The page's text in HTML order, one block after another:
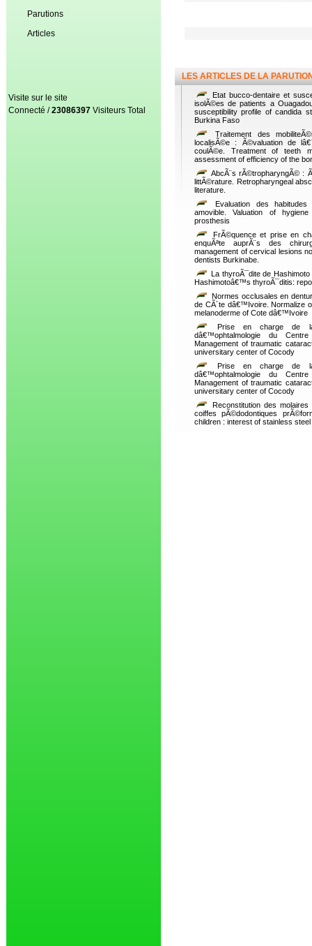
Parutions
Articles
Visite sur le site
Connecté /23086397Visiteurs Total
LES ARTICLES DE LA
Etat bucco-dentaire et
isolÃ©es de patients a
susceptibility profile of candida
Burkina Faso
Traitement des
localisÃ©e : Ã©valuation de
coulÃ©e. Treatment of teeth
assessment of efficiency of the
AbcÃ¨s rÃ©tropharyngÃ© :
littÃ©rature. Retropharyngeal
literature.
Evaluation des
amovible. Valuation of
prosthesis
FrÃ©quence et prise en
enquÃªte auprÃ¨s des
management of cervical lesions
dentists Burkinabe.
La thyroÃ¯dite de
Hashimotoâ€™s thyroÃ¯ditis:
Normes occlusales en
de CÃ´te dâ€™Ivoire. Normalize
melanoderme of Cote dâ€™Ivoire
Prise en charge de la
dâ€™ophtalmologie du
Management of traumatic
universitary center of Cocody
Prise en charge de la
dâ€™ophtalmologie du
Management of traumatic
universitary center of Cocody
Reconstitution des
coiffes pÃ©dodontiques
children : interest of stainless